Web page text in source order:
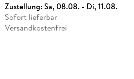
Zustellung:Sa, 08.08. - Di, 11.08.
Sofort lieferbar
Versandkostenfrei